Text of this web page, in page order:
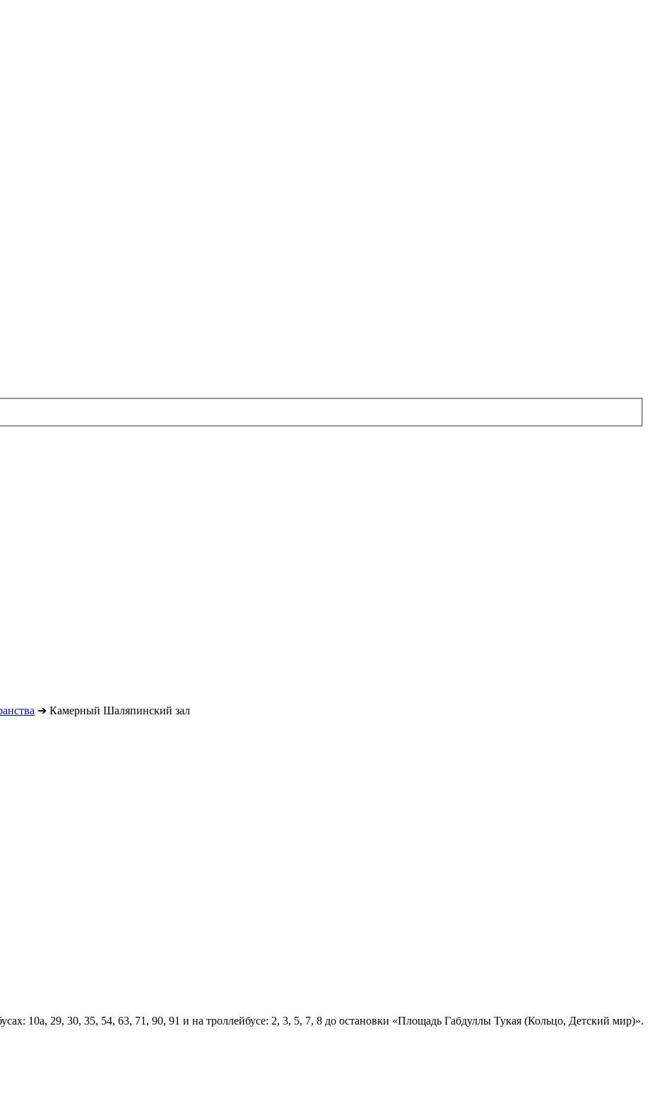
➔ Камерный Шаляпинский зал
10а, 29, 30, 35, 54, 63, 71, 90, 91 и на троллейбусе: 2, 3, 5, 7, 8 до остановки «Площадь Габдуллы Тукая (Кольцо, Детский мир)».